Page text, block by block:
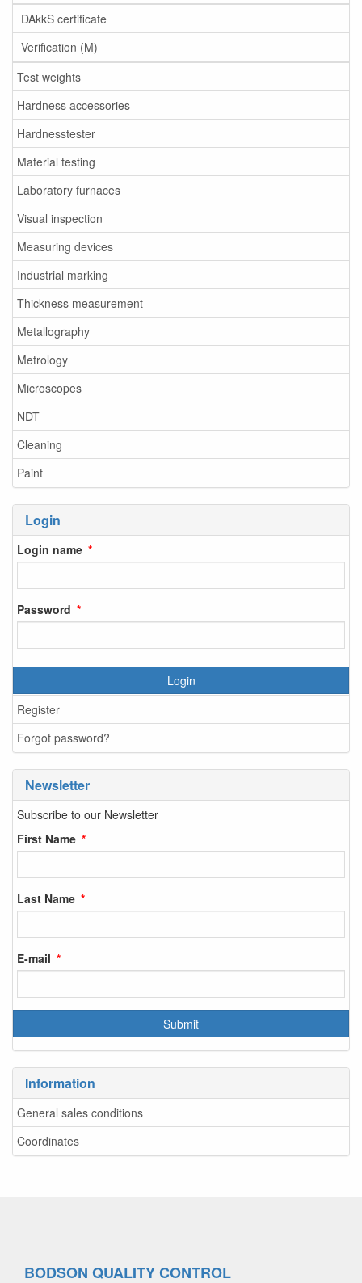
DAkkS certificate
Verification (M)
Test weights
Hardness accessories
Hardnesstester
Material testing
Laboratory furnaces
Visual inspection
Measuring devices
Industrial marking
Thickness measurement
Metallography
Metrology
Microscopes
NDT
Cleaning
Paint
Login
Login name
Password
Login
Register
Forgot password?
Newsletter
Subscribe to our Newsletter
First Name
Last Name
E-mail
Information
General sales conditions
Coordinates
BODSON QUALITY CONTROL